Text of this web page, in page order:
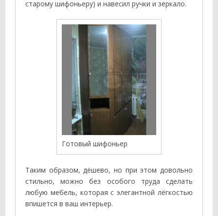
старому шифоньеру) и навесил ручки и зеркало.
Готовый шифоньер
Таким образом, дёшево, но при этом довольно
стильно, можно без особого труда сделать
любую мебель, которая с элегантной лёгкостью
впишется в ваш интерьер.